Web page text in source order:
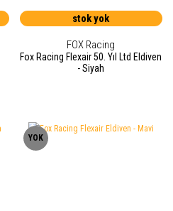
stok yok
FOX Racing
Fox Racing Flexair 50. Yıl Ltd Eldiven
- Siyah
YOK